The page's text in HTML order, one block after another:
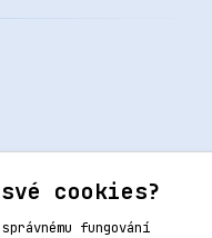
cookies?
fungování